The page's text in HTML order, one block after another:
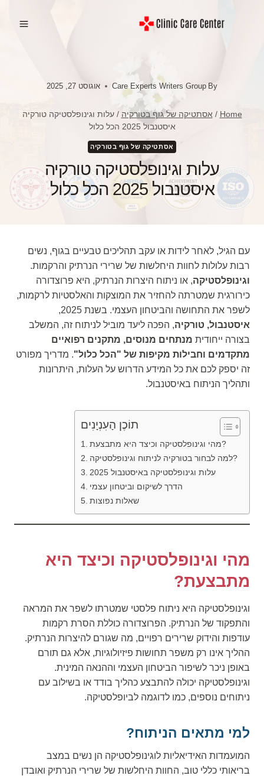
By
Care Experts Writers Group אוגוסט 27, 2025
Home
/ אסתטיקה של גוף בטורקיה / עלות וגינופלסטיקה טורקיה
איסטנבול 2025 הכל כלול
אסתטיקה של גוף בטורקיה
עלות וגינופלסטיקה טורקיה
איסטנבול 2025 הכל כלול
עם הגיל, לאחר לידות או עקב תהליכים טבעיים בגוף, נשים
רבות עלולות לחוות היחלשות של שרירי הנרתיק והרקמות.
וגינופלסטיקה, או ניתוח היצרות הנרתיק, היא פרוצדורה
כירורגית שמטרתה להחזיר את המוצקות והאלסטיות לרקמות,
לשפר את התחושה והביטחון העצמי. בשנת 2025,
איסטנבול, טורקיה, הפכה ליעד מוביל לניתוח זה, המשלב
בצורה ייחודית מנתחים מנוסים, מתקנים רפואיים
מתקדמים וחבילות מקיפות של "הכל כלול". מדריך מפורט
זה יספק לכם את כל המידע הדרוש על העלות, היתרונות
ותהליך הניתוח באיסטנבול.
תוֹכֶן הָעִנְיָנִים
מהי וגינופלסטיקה וכיצד היא מתבצעת?
למה לבחור בטורקיה לניתוח וגינופלסטיקה?
עלות וגינופלסטיקה באיסטנבול 2025
הדרך לשיקום וביטחון עצמי
שאלות נפוצות
מהי וגינופלסטיקה וכיצד היא
מתבצעת?
וגינופלסטיקה היא ניתוח פלסטי שמטרתו לשפר את המראה
והתפקוד של הנרתיק. הפרוצדורה כוללת הסרת רקמות
עודפות והידוק שרירים רפויים, מה שגורם להיצרות הנרתיק.
ההליך אינו רק משפר תחושות פיזיולוגיות, אלא גם תורם
באופן ניכר לשיפור הביטחון העצמי וההנאה המינית.
וגינופלסטיקה יכולה להתבצע כהליך בודד או בשילוב עם
ניתוחים נוספים, כמו לדוגמה לביופלסטיקה.
למי מתאים הניתוח?
המועמדות האידיאליות לוגינופלסטיקה הן נשים במצב
בריאותי כללי טוב, החוות היחלשות של שרירי הנרתיק ואובדן